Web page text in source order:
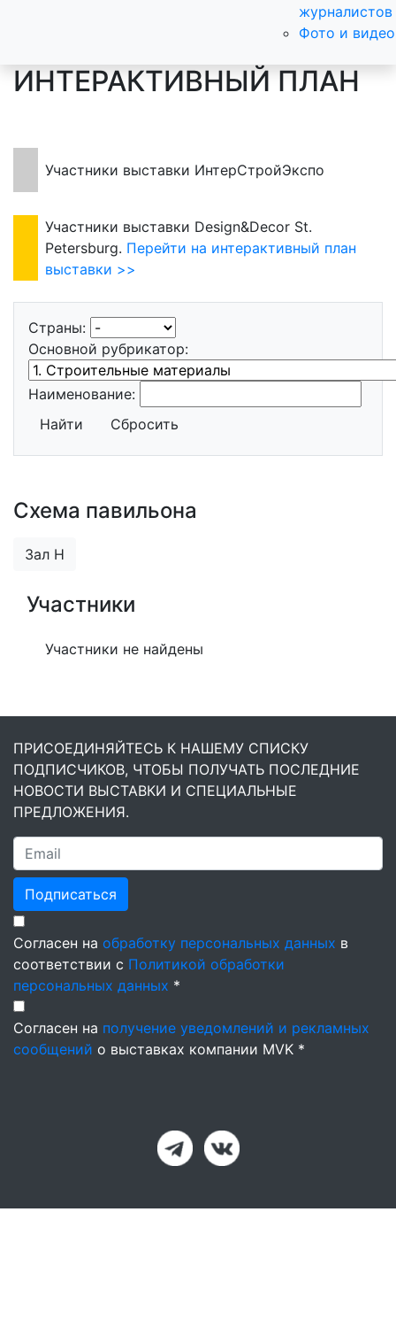
журналистов
Фото и видео
ИНТЕРАКТИВНЫЙ ПЛАН
Участники выставки ИнтерСтройЭкспо
Участники выставки Design&Decor St.
Petersburg. Перейти на интерактивный план
выставки >>
Страны:
Основной рубрикатор:
Наименование:
Найти
Сбросить
Схема павильона
Зал H
Участники
Участники не найдены
ПРИСОЕДИНЯЙТЕСЬ К НАШЕМУ СПИСКУ
ПОДПИСЧИКОВ, ЧТОБЫ ПОЛУЧАТЬ ПОСЛЕДНИЕ
НОВОСТИ ВЫСТАВКИ И СПЕЦИАЛЬНЫЕ
ПРЕДЛОЖЕНИЯ.
Подписаться
Согласен на обработку персональных данных в
соответствии с Политикой обработки
персональных данных *
Согласен на получение уведомлений и рекламных
сообщений о выставках компании MVK *